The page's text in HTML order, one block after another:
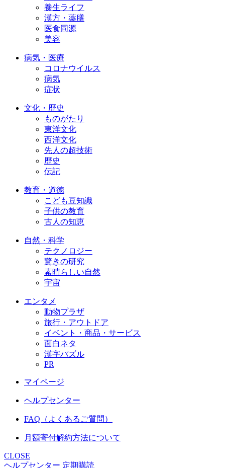
養生ライフ
漢方・薬膳
医食同源
美容
病気・医療
コロナウイルス
病気
症状
文化・歴史
ものがたり
東洋文化
西洋文化
先人の超技術
歴史
伝記
教育・道徳
こども豆知識
子供の教育
古人の知恵
自然・科学
テクノロジー
驚きの研究
素晴らしい自然
宇宙
エンタメ
動物プラザ
旅行・アウトドア
イベント・商品・サービス
面白ネタ
漢字パズル
PR
マイページ
ヘルプセンター
FAQ（よくあるご質問）
月額寄付解約方法について
CLOSE
ヘルプセンター 定期購読